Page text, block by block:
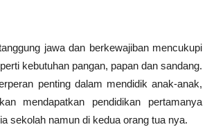
jawa dan berkewajiban mencukupi
kebutuhan pangan, papan dan sandang.
penting dalam mendidik anak-anak,
mendapatkan pendidikan pertamanya
sekolah namun di kedua orang tua nya.